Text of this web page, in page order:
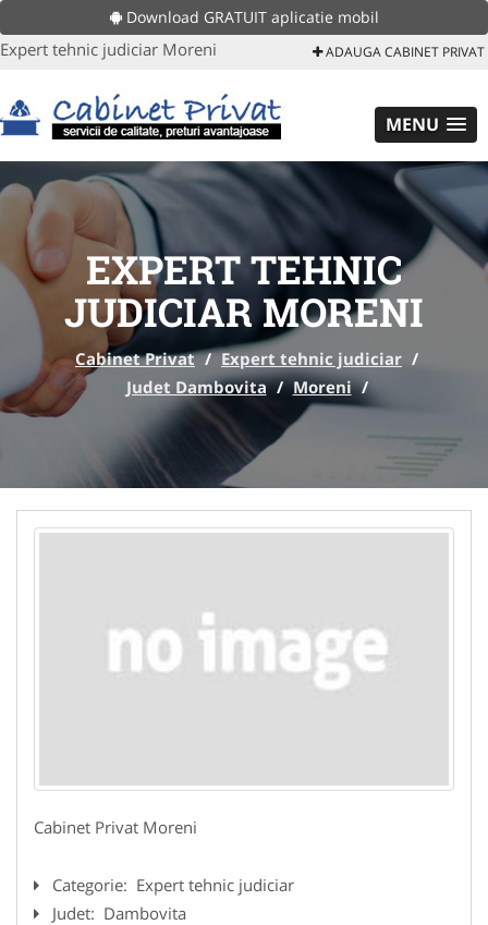
Download GRATUIT aplicatie mobil
Expert tehnic judiciar Moreni ADAUGA CABINET PRIVAT
MENU
EXPERT TEHNIC
JUDICIAR MORENI
Cabinet Privat / Expert tehnic judiciar /
Judet Dambovita / Moreni /
Cabinet Privat Moreni
Categorie: Expert tehnic judiciar
Judet: Dambovita